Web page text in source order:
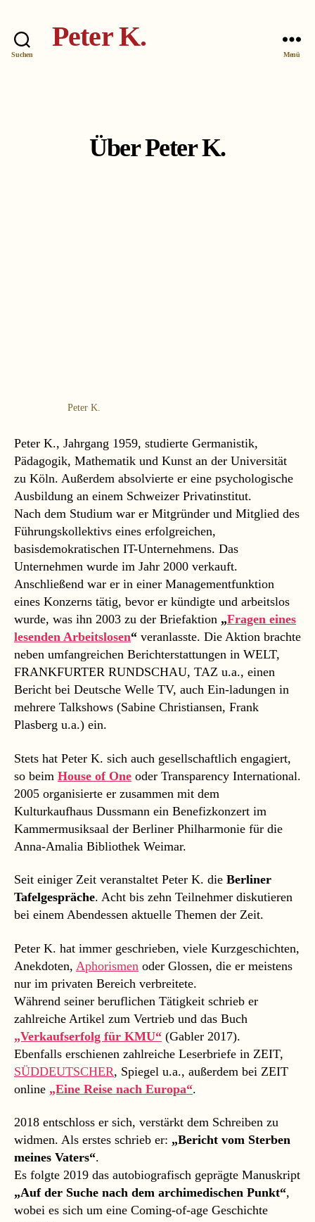
Suchen
Peter K.
Menü
Über Peter K.
Peter K.
Peter K., Jahrgang 1959, studierte Germanistik,
Pädagogik, Mathematik und Kunst an der Universität
zu Köln. Außerdem absolvierte er eine psychologische
Ausbildung an einem Schweizer Privatinstitut.
Nach dem Studium war er Mitgründer und Mitglied des
Führungskollektivs eines erfolgreichen,
basisdemokratischen IT-Unternehmens. Das
Unternehmen wurde im Jahr 2000 verkauft.
Anschließend war er in einer Managementfunktion
eines Konzerns tätig, bevor er kündigte und arbeitslos
wurde, was ihn 2003 zu der Briefaktion „Fragen eines
lesenden Arbeitslosen“ veranlasste. Die Aktion brachte
neben umfangreichen Berichterstattungen in WELT,
FRANKFURTER RUNDSCHAU, TAZ u.a., einen
Bericht bei Deutsche Welle TV, auch Ein-ladungen in
mehrere Talkshows (Sabine Christiansen, Frank
Plasberg u.a.) ein.
Stets hat Peter K. sich auch gesellschaftlich engagiert,
so beim House of One oder Transparency International.
2005 organisierte er zusammen mit dem
Kulturkaufhaus Dussmann ein Benefizkonzert im
Kammermusiksaal der Berliner Philharmonie für die
Anna-Amalia Bibliothek Weimar.
Seit einiger Zeit veranstaltet Peter K. die Berliner
Tafelgespräche. Acht bis zehn Teilnehmer diskutieren
bei einem Abendessen aktuelle Themen der Zeit.
Peter K. hat immer geschrieben, viele Kurzgeschichten,
Anekdoten, Aphorismen oder Glossen, die er meistens
nur im privaten Bereich verbreitete.
Während seiner beruflichen Tätigkeit schrieb er
zahlreiche Artikel zum Vertrieb und das Buch
„Verkaufserfolg für KMU“ (Gabler 2017).
Ebenfalls erschienen zahlreiche Leserbriefe in ZEIT,
SÜDDEUTSCHER, Spiegel u.a., außerdem bei ZEIT
online „Eine Reise nach Europa“.
2018 entschloss er sich, verstärkt dem Schreiben zu
widmen. Als erstes schrieb er: „Bericht vom Sterben
meines Vaters“.
Es folgte 2019 das autobiografisch geprägte Manuskript
„Auf der Suche nach dem archimedischen Punkt“,
wobei es sich um eine Coming-of-age Geschichte